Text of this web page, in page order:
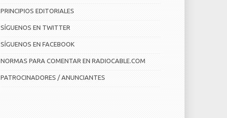
PRINCIPIOS EDITORIALES
SÍGUENOS EN TWITTER
SÍGUENOS EN FACEBOOK
NORMAS PARA COMENTAR EN RADIOCABLE.COM
PATROCINADORES / ANUNCIANTES